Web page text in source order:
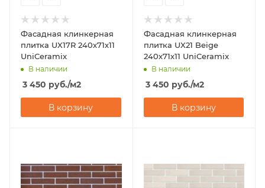
Фасадная клинкерная
плитка UX17R 240х71х11
UniCeramix
В наличии
3 450 руб./м2
В корзину
Фасадная клинкерная
плитка UX21 Beige
240х71х11 UniCeramix
В наличии
3 450 руб./м2
В корзину